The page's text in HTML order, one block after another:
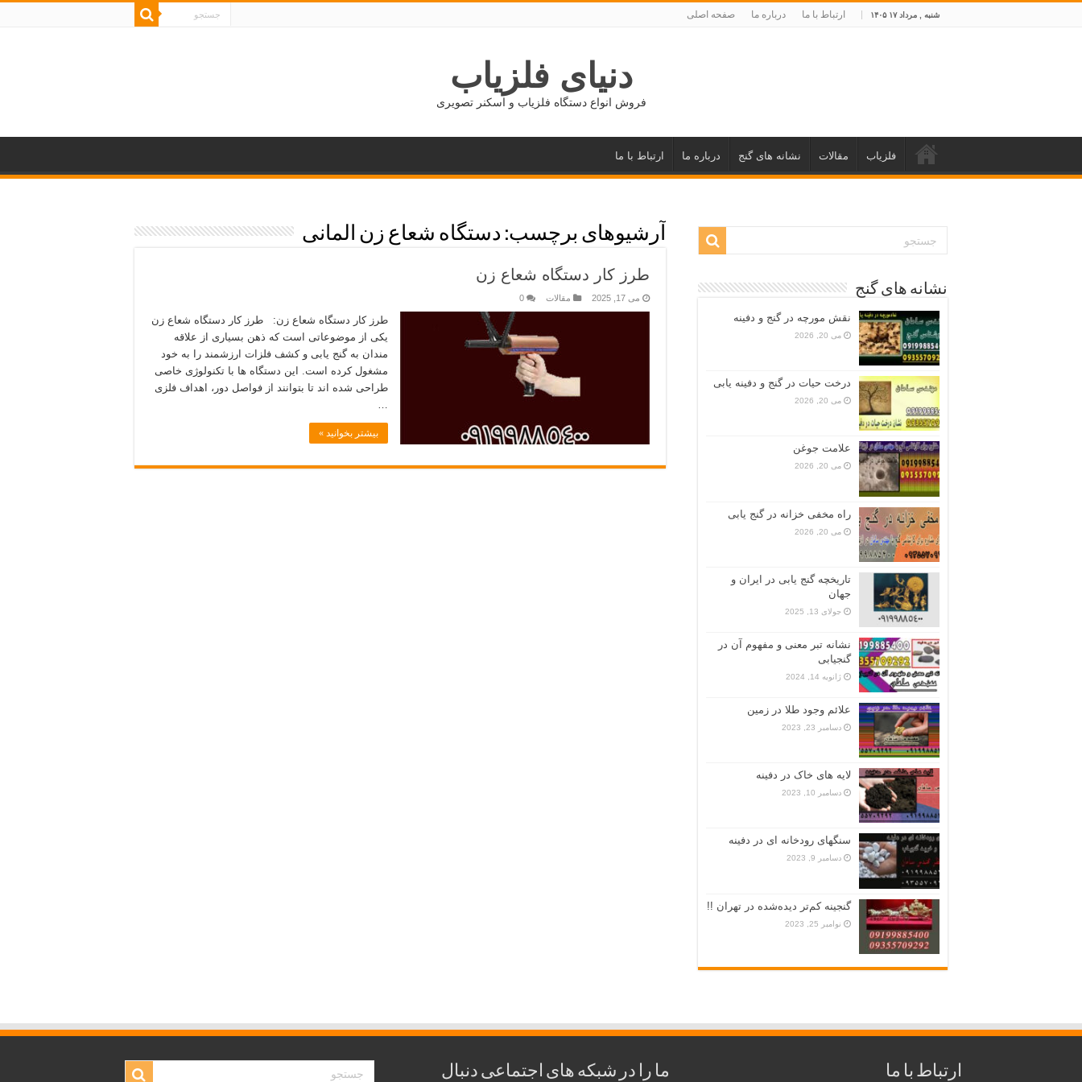
شنبه , مرداد ۱۷ ۱۴۰۵ ارتباط با ما درباره ما صفحه اصلی
دنیای فلزیاب
فروش انواع دستگاه فلزیاب و اسکنر تصویری
فلزیاب مقالات نشانه های گنج درباره ما ارتباط با ما
آرشیوهای برچسب: دستگاه شعاع زن المانی
طرز کار دستگاه شعاع زن
می 17, 2025 مقالات 0
طرز کار دستگاه شعاع زن: طرز کار دستگاه شعاع زن
یکی از موضوعاتی‌ است که ذهن بسیاری از علاقه‌
مندان به گنج‌ یابی و کشف فلزات ارزشمند را به خود
مشغول کرده است. این دستگاه‌ ها با تکنولوژی خاصی
طراحی شده‌ اند تا بتوانند از فواصل دور، اهداف فلزی
…
بیشتر بخوانید »
نشانه های گنج
نقش مورچه در گنج و دفینه
می 20, 2026
درخت حیات در گنج و دفینه یابی
می 20, 2026
علامت جوغن
می 20, 2026
راه مخفی خزانه در گنج یابی
می 20, 2026
تاریخچه گنج‌ یابی در ایران و
جهان
جولای 13, 2025
نشانه تبر معنی و مفهوم آن در
گنجیابی
ژانویه 14, 2024
علائم وجود طلا در زمین
دسامبر 23, 2023
لایه های خاک در دفینه
دسامبر 10, 2023
سنگهای رودخانه ای در دفینه
دسامبر 9, 2023
گنجینه کم‌تر دیده‌شده در تهران !!
نوامبر 25, 2023
ارتباط با ما ما را در شبکه های اجتماعی دنبال